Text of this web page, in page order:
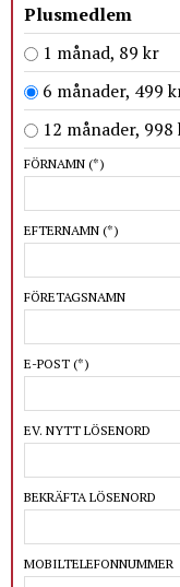
Plusmedlem
1 månad, 89 kr
6 månader, 499
12 månader, 998
FÖRNAMN (*)
EFTERNAMN (*)
FÖRETAGSNAMN
E-POST (*)
EV. NYTT LÖSENORD
BEKRÄFTA LÖSENORD
MOBILTELEFONNUMMER